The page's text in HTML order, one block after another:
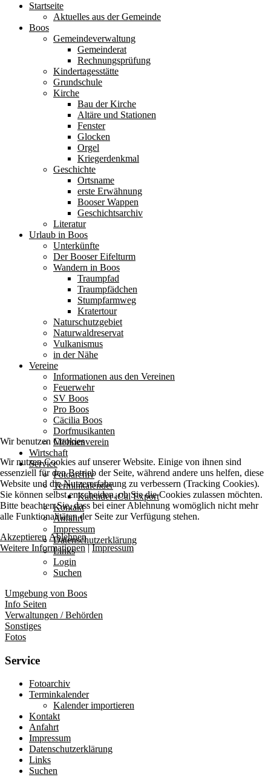
Startseite
Aktuelles aus der Gemeinde
Boos
Gemeindeverwaltung
Gemeinderat
Rechnungsprüfung
Kindertagesstätte
Grundschule
Kirche
Bau der Kirche
Altäre und Stationen
Fenster
Glocken
Orgel
Kriegerdenkmal
Geschichte
Ortsname
erste Erwähnung
Booser Wappen
Geschichtsarchiv
Literatur
Urlaub in Boos
Unterkünfte
Der Booser Eifelturm
Wandern in Boos
Traumpfad
Traumpfädchen
Stumpfarmweg
Kratertour
Naturschutzgebiet
Naturwaldreservat
Vulkanismus
in der Nähe
Vereine
Informationen aus den Vereinen
Feuerwehr
SV Boos
Pro Boos
Cäcilia Boos
Dorfmusikanten
Möhnenverein
Wirtschaft
Service
Fotoarchiv
Terminkalender
Kalender iCal Export
Kontakt
Anfahrt
Impressum
Datenschutzerklärung
Links
Login
Suchen
Umgebung von Boos
Info Seiten
Verwaltungen / Behörden
Sonstiges
Fotos
Service
Fotoarchiv
Terminkalender
Kalender importieren
Kontakt
Anfahrt
Impressum
Datenschutzerklärung
Links
Suchen
Wir benutzen Cookies
Wir nutzen Cookies auf unserer Website. Einige von ihnen sind
essenziell für den Betrieb der Seite, während andere uns helfen, diese
Website und die Nutzererfahrung zu verbessern (Tracking Cookies).
Sie können selbst entscheiden, ob Sie die Cookies zulassen möchten.
Bitte beachten Sie, dass bei einer Ablehnung womöglich nicht mehr
alle Funktionalitäten der Seite zur Verfügung stehen.
Akzeptieren Ablehnen
Weitere Informationen|Impressum